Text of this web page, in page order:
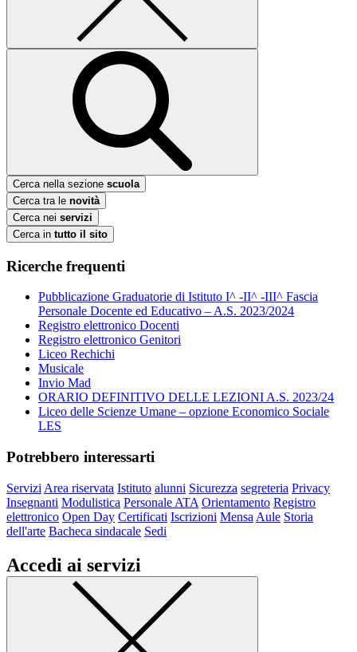
Cerca nella sezione scuola
Cerca tra le novità
Cerca nei servizi
Cerca in tutto il sito
Ricerche frequenti
Pubblicazione Graduatorie di Istituto I^ -II^ -III^ Fascia
Personale Docente ed Educativo – A.S. 2023/2024
Registro elettronico Docenti
Registro elettronico Genitori
Liceo Rechichi
Musicale
Invio Mad
ORARIO DEFINITIVO DELLE LEZIONI A.S. 2023/24
Liceo delle Scienze Umane – opzione Economico Sociale
LES
Potrebbero interessarti
Servizi Area riservata Istituto alunni Sicurezza segreteria Privacy
Insegnanti Modulistica Personale ATA Orientamento Registro
elettronico Open Day Certificati Iscrizioni Mensa Aule Storia
dell'arte Bacheca sindacale Sedi
Accedi ai servizi